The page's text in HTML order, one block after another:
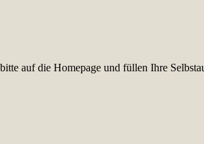
auf die Homepage und füllen Ihre